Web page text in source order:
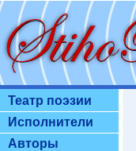
Театр поэзии
Исполнители
Авторы